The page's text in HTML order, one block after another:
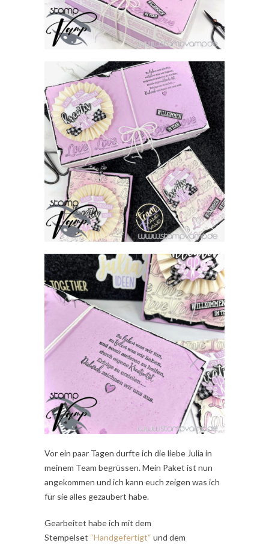
Vor ein paar Tagen durfte ich die liebe Julia in
meinem Team begrüssen. Mein Paket ist nun
angekommen und ich kann euch zeigen was ich
für sie alles gezaubert habe.
Gearbeitet habe ich mit dem
Stempelset “Handgefertigt“ und dem